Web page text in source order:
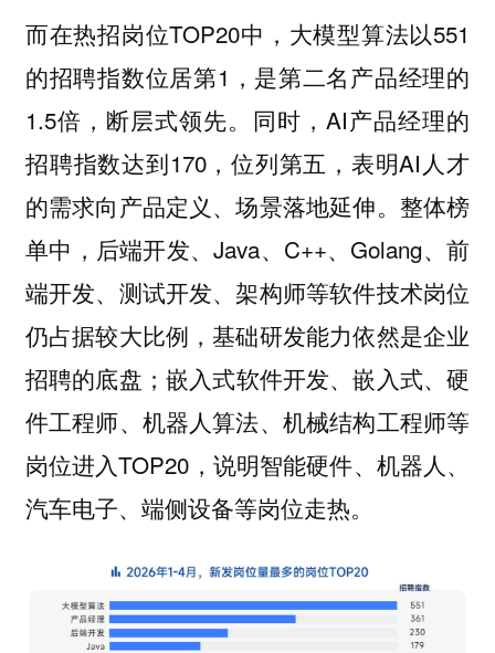
而在热招岗位TOP20中，⼤模型算法以551
的招聘指数位居第1，是第⼆名产品经理的
1.5倍，断层式领先。同时，AI产品经理的
招聘指数达到170，位列第五，表明AI⼈才
的需求向产品定义、场景落地延伸。整体榜
单中，后端开发、Java、C++、Golang、前
端开发、测试开发、架构师等软件技术岗位
仍占据较⼤⽐例，基础研发能⼒依然是企业
招聘的底盘；嵌⼊式软件开发、嵌⼊式、硬
件⼯程师、机器⼈算法、机械结构⼯程师等
岗位进⼊TOP20，说明智能硬件、机器⼈、
汽⻋电⼦、端侧设备等岗位⾛热。